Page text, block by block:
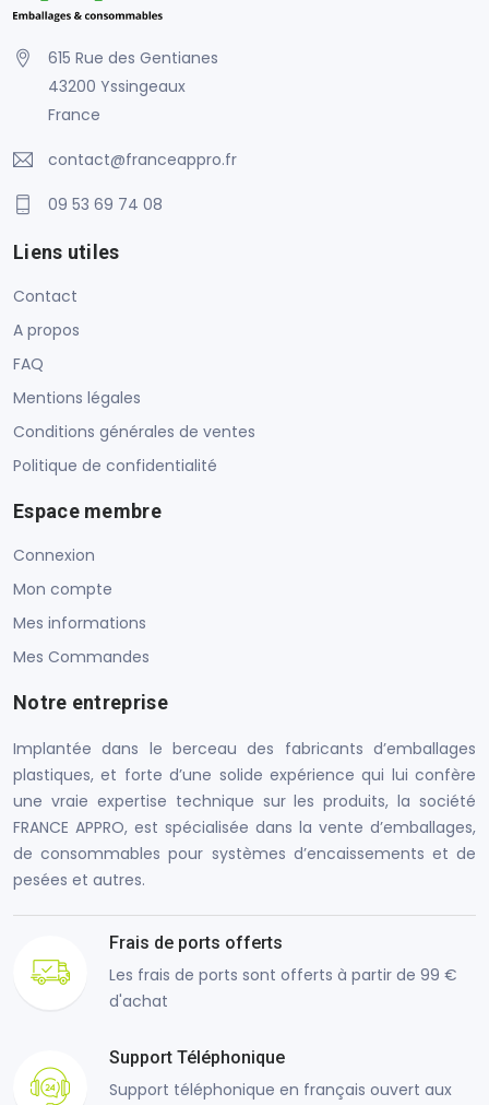
615 Rue des Gentianes
43200 Yssingeaux
France
contact@franceappro.fr
09 53 69 74 08
Liens utiles
Contact
A propos
FAQ
Mentions légales
Conditions générales de ventes
Politique de confidentialité
Espace membre
Connexion
Mon compte
Mes informations
Mes Commandes
Notre entreprise
Implantée dans le berceau des fabricants d’emballages
plastiques, et forte d’une solide expérience qui lui confère
une vraie expertise technique sur les produits, la société
FRANCE APPRO, est spécialisée dans la vente d’emballages,
de consommables pour systèmes d’encaissements et de
pesées et autres.
Frais de ports offerts
Les frais de ports sont offerts à partir de 99 €
d'achat
Support Téléphonique
Support téléphonique en français ouvert aux